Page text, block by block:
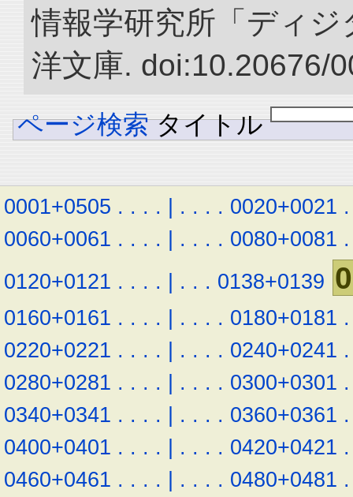
情報学研究所「ディ
洋文庫. doi:10.20676/
ページ検索 タイトル
0001+0505 . . . . | . . . . 0020+0021 .
0060+0061 . . . . | . . . . 0080+0081 .
0120+0121 . . . . | . . . 0138+0139
0160+0161 . . . . | . . . . 0180+0181 .
0220+0221 . . . . | . . . . 0240+0241 .
0280+0281 . . . . | . . . . 0300+0301 .
0340+0341 . . . . | . . . . 0360+0361 .
0400+0401 . . . . | . . . . 0420+0421 .
0460+0461 . . . . | . . . . 0480+0481 .